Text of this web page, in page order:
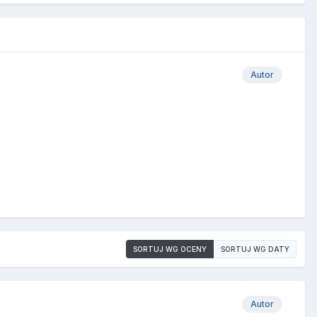
Autor
SORTUJ WG OCENY SORTUJ WG DATY
Autor